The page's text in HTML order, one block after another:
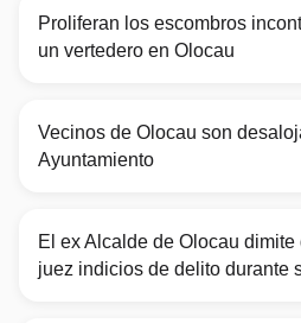
Proliferan los escombros
un vertedero en Olocau
Vecinos de Olocau son
Ayuntamiento
El ex Alcalde de Olocau dimite
juez indicios de delito durante